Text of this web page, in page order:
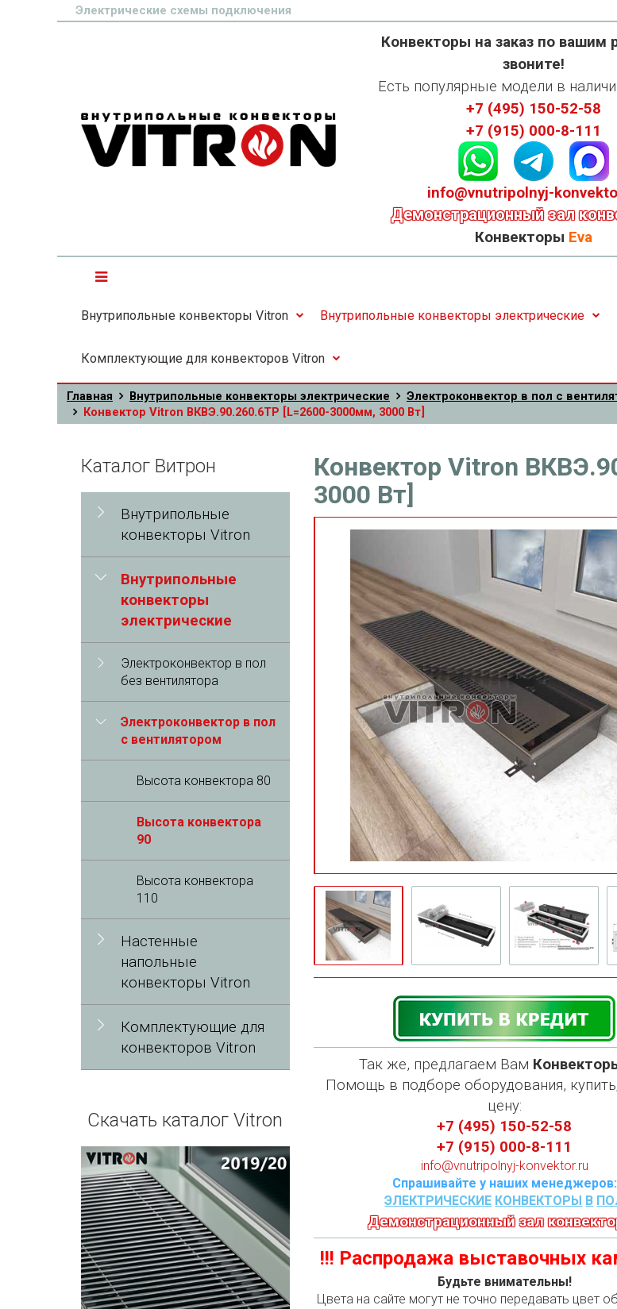
Электрические схемы подключения
Конвекторы на заказ по вашим
звоните!
Есть популярные модели в
+7 (495) 150-52-58
+7 (915) 000-8-111
info@vnutripolnyj-
Демонстрационный зал
Конвекторы Eva
Внутрипольные конвекторы Vitron Внутрипольные конвекторы электрические
Комплектующие для конвекторов Vitron
Главная Внутрипольные конвекторы электрические Электроконвектор в пол с
Конвектор Vitron ВКВЭ.90.260.6ТР [L=2600-3000мм, 3000 Вт]
Конвектор Vitron
3000 Вт]
Так же, предлагаем Вам
Помощь в подборе оборудования,
цену:
+7 (495) 150-52-58
+7 (915) 000-8-111
info@vnutripolnyj-konvektor.ru
Спрашивайте у наших менеджеров:
ЭЛЕКТРИЧЕСКИЕ КОНВЕКТОРЫ В
Демонстрационный зал
!!! Распродажа выставочных
Будьте внимательны!
Цвета на сайте могут не точно передавать цвет
Каталог Витрон
Внутрипольные
конвекторы Vitron
Внутрипольные
конвекторы
электрические
Электроконвектор в пол
без вентилятора
Электроконвектор в пол
с вентилятором
Высота конвектора 80
Высота конвектора
90
Высота конвектора
110
Настенные
напольные
конвекторы Vitron
Комплектующие для
конвекторов Vitron
Скачать каталог Vitron